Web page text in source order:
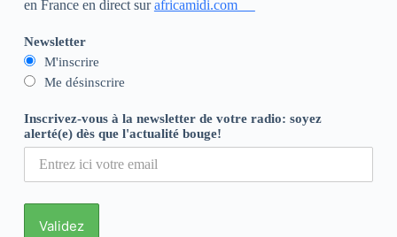
en France en direct surafricamidi.com
Newsletter
M'inscrire
Me désinscrire
Inscrivez-vous à la newsletter de votre radio: soyez
alerté(e) dès que l'actualité bouge!